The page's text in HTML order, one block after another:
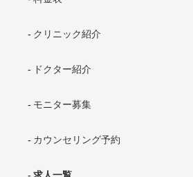
クリニック紹介
ドクター紹介
モニター募集
カウンセリング予約
求人一覧